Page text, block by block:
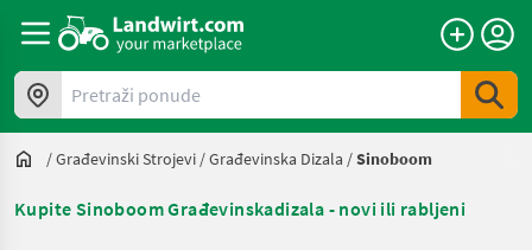
Pretraži ponude
/Građevinski Strojevi /Građevinska Dizala /Sinoboom
Kupite Sinoboom Građevinskadizala - novi ili rabljeni